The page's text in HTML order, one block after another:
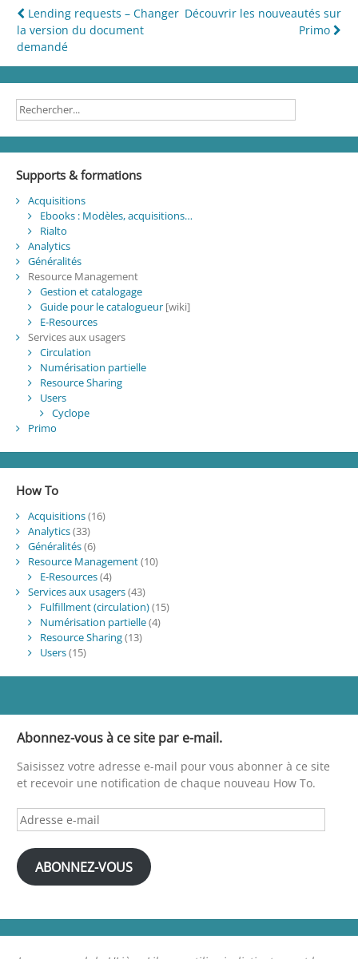
Navigation
de
l’article
Lending requests – Changer
la version du document
demandé
Découvrir les nouveautés sur
Primo
Supports & formations
Acquisitions
Ebooks : Modèles, acquisitions…
Rialto
Analytics
Généralités
Resource Management
Gestion et catalogage
Guide pour le catalogueur[wiki]
E-Resources
Services aux usagers
Circulation
Numérisation partielle
Resource Sharing
Users
Cyclope
Primo
How To
Acquisitions(16)
Analytics(33)
Généralités(6)
Resource Management(10)
E-Resources(4)
Services aux usagers(43)
Fulfillment (circulation)(15)
Numérisation partielle(4)
Resource Sharing(13)
Users(15)
Abonnez-vous à ce site par e-mail.
Saisissez votre adresse e-mail pour vous abonner à ce site
et recevoir une notification de chaque nouveau How To.
Adresse
e-
mail
ABONNEZ-VOUS